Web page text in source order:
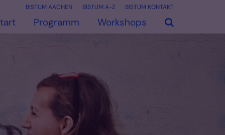
BISTUM AACHEN BISTUM A-Z BISTUM KONTAKT
Programm Workshops